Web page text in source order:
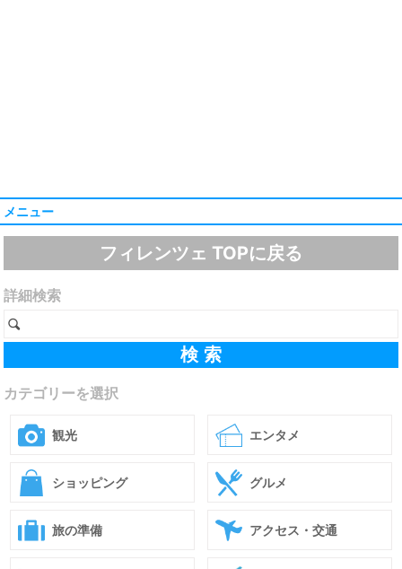
メニュー
フィレンツェ TOPに戻る
詳細検索
カテゴリーを選択
観光 エンタメ
ショッピング グルメ
旅の準備 アクセス・交通